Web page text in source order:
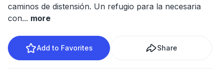
caminos de distensión. Un refugio para la necesaria
con... more
Add to Favorites Share